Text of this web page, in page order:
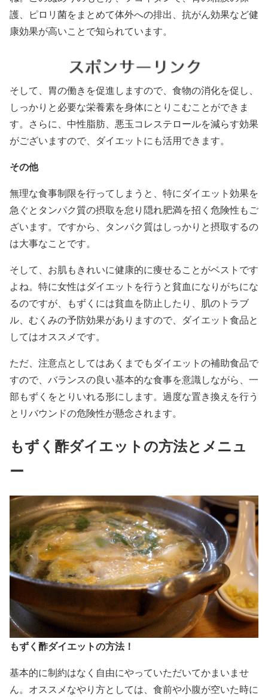
護、ピロリ菌をまとめて体外への排出、抗がん効果など健
康効果が高いことで知られています。
そして、胃の働きを促進しますので、食物の消化を促し、
しっかりと必要な栄養素を身体にとりこむことができま
す。さらに、中性脂肪、悪玉コレステロールを減らす効果
がございますので、ダイエットにも活用できます。
その他
無理な食事制限を行ってしまうと、特にダイエット効果を
急ぐとタンパク質の摂取を怠り隠れ肥満を招く危険性もご
ざいます。ですから、タンパク質はしっかりと摂取するの
は大事なことです。
そして、お肌もきれいに健康的に痩せることがベストです
よね。特に女性はダイエットを行うと貧血になりがちにな
るのですが、もずくには貧血を防止したり、肌のトラブ
ル、むくみの予防効果がありますので、ダイエット食品と
してはオススメです。
ただ、注意点としてはあくまでもダイエットの補助食品で
すので、バランスの良い基本的な食事を意識しながら、一
部もずくをとりいれる形にします。過度な置き換えを行う
とリバウンドの危険性が懸念されます。
もずく酢ダイエットの方法とメニュ
ー
もずく酢ダイエットの方法！
基本的に制約はなく自由にやっていただいてかまいませ
ん。オススメなやり方としては、食前や小腹が空いた時に